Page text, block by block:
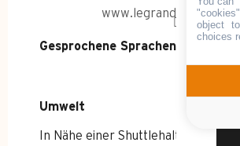
Gesprochene Sprachen
Gesprochene Sprachen
Umwelt
Umwelt
In Nähe einer Shuttlehaltestelle
object
choices